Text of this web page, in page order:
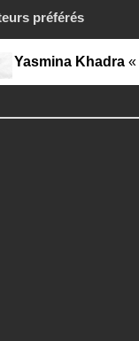
préférés
Yasmina Khadra «